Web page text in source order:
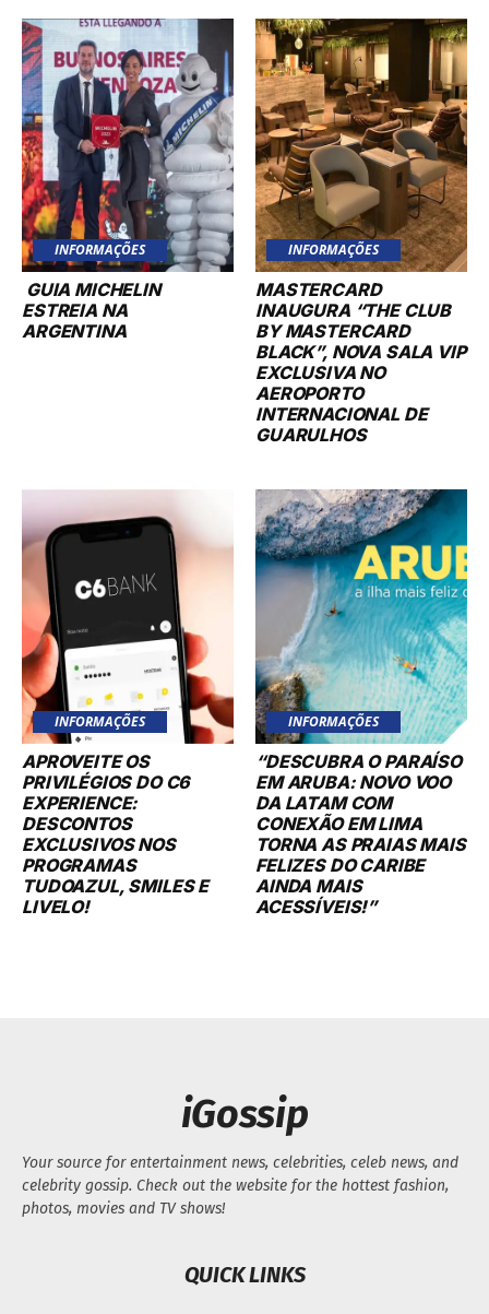
INFORMAÇÕES
GUIA MICHELIN
ESTREIA NA
ARGENTINA
INFORMAÇÕES
MASTERCARD
INAUGURA “THE CLUB
BY MASTERCARD
BLACK”, NOVA SALA VIP
EXCLUSIVA NO
AEROPORTO
INTERNACIONAL DE
GUARULHOS
INFORMAÇÕES
APROVEITE OS
PRIVILÉGIOS DO C6
EXPERIENCE:
DESCONTOS
EXCLUSIVOS NOS
PROGRAMAS
TUDOAZUL, SMILES E
LIVELO!
INFORMAÇÕES
“DESCUBRA O PARAÍSO
EM ARUBA: NOVO VOO
DA LATAM COM
CONEXÃO EM LIMA
TORNA AS PRAIAS MAIS
FELIZES DO CARIBE
AINDA MAIS
ACESSÍVEIS!”
iGossip
Your source for entertainment news, celebrities, celeb news, and
celebrity gossip. Check out the website for the hottest fashion,
photos, movies and TV shows!
QUICK LINKS